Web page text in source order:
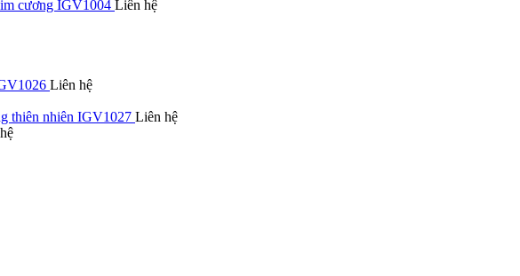
cương IGV1004 Liên hệ
Liên hệ
thiên nhiên IGV1027 Liên hệ